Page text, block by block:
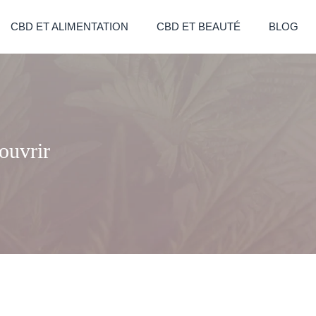
CBD ET ALIMENTATION CBD ET BEAUTÉ BLOG